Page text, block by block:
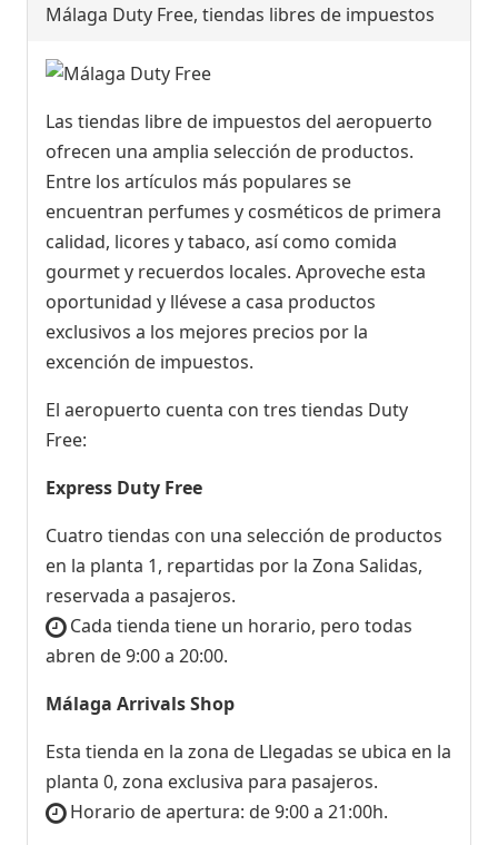
Málaga Duty Free, tiendas libres de impuestos
Las tiendas libre de impuestos del aeropuerto
ofrecen una amplia selección de productos.
Entre los artículos más populares se
encuentran perfumes y cosméticos de primera
calidad, licores y tabaco, así como comida
gourmet y recuerdos locales. Aproveche esta
oportunidad y llévese a casa productos
exclusivos a los mejores precios por la
excención de impuestos.
El aeropuerto cuenta con tres tiendas Duty
Free:
Express Duty Free
Cuatro tiendas con una selección de productos
en la planta 1, repartidas por la Zona Salidas,
reservada a pasajeros.
Cada tienda tiene un horario, pero todas
abren de 9:00 a 20:00.
Málaga Arrivals Shop
Esta tienda en la zona de Llegadas se ubica en la
planta 0, zona exclusiva para pasajeros.
Horario de apertura: de 9:00 a 21:00h.